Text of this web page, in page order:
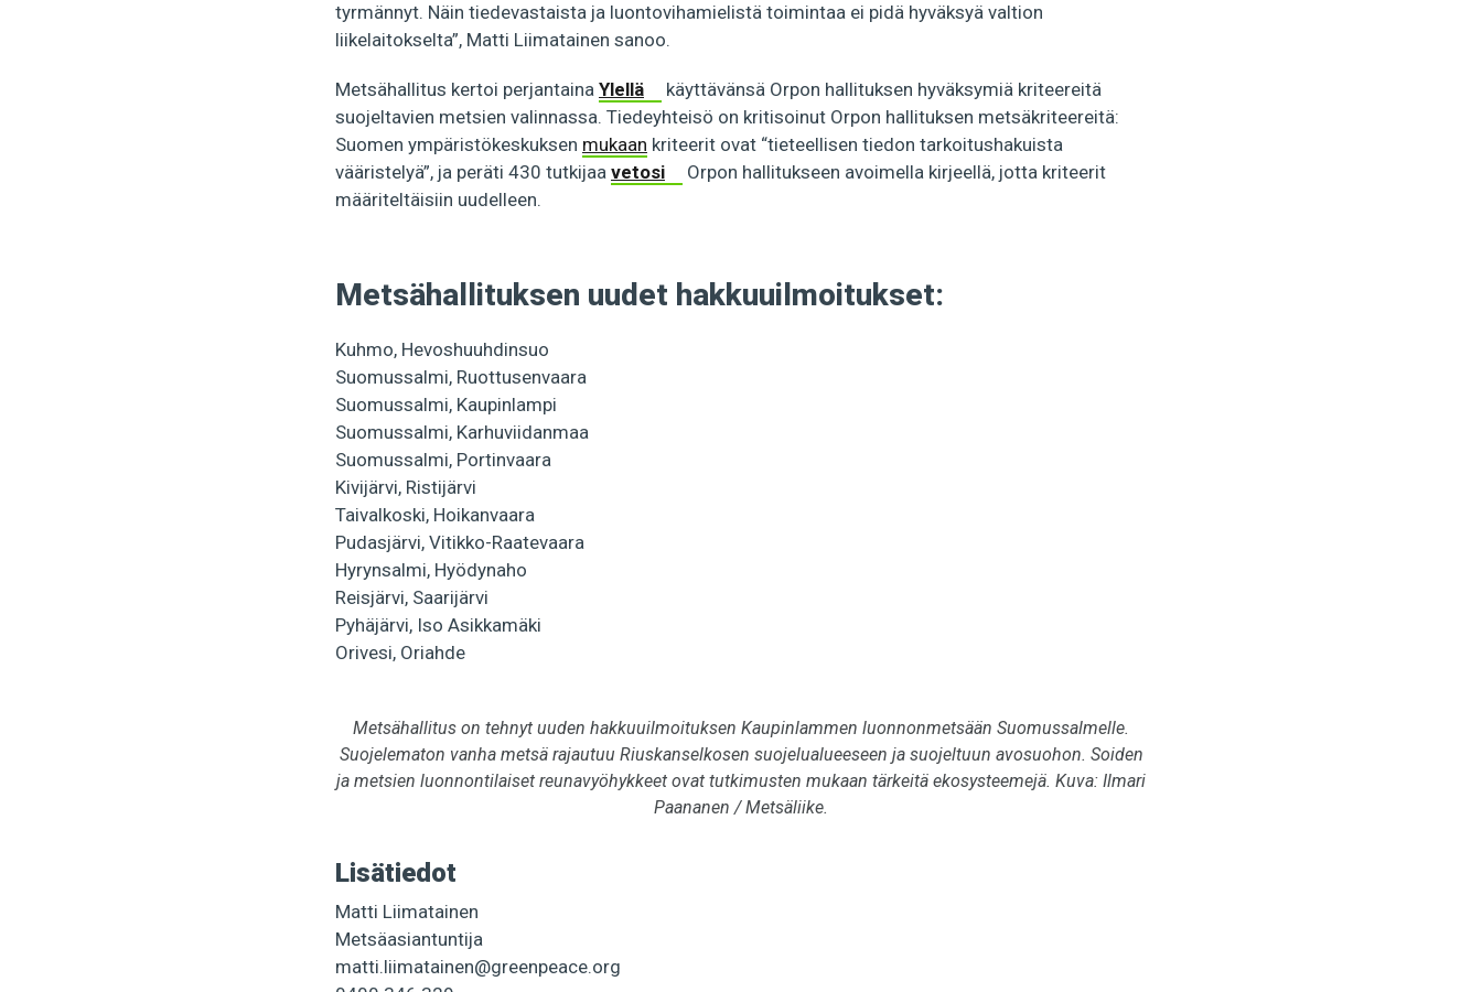
tyrmännyt. Näin tiedevastaista ja luontovihamielistä toimintaa ei pidä hyväksyä valtion
liikelaitokselta”, Matti Liimatainen sanoo.
Metsähallitus kertoi perjantaina Ylellä
käyttävänsä Orpon hallituksen hyväksymiä kriteereitä
suojeltavien metsien valinnassa. Tiedeyhteisö on kritisoinut Orpon hallituksen metsäkriteereitä:
Suomen ympäristökeskuksen mukaan kriteerit ovat “tieteellisen tiedon tarkoitushakuista
vääristelyä”, ja peräti 430 tutkijaa vetosi
Orpon hallitukseen avoimella kirjeellä, jotta kriteerit
määriteltäisiin uudelleen.
Metsähallituksen uudet hakkuuilmoitukset:
Kuhmo, Hevoshuuhdinsuo
Suomussalmi, Ruottusenvaara
Suomussalmi, Kaupinlampi
Suomussalmi, Karhuviidanmaa
Suomussalmi, Portinvaara
Kivijärvi, Ristijärvi
Taivalkoski, Hoikanvaara
Pudasjärvi, Vitikko-Raatevaara
Hyrynsalmi, Hyödynaho
Reisjärvi, Saarijärvi
Pyhäjärvi, Iso Asikkamäki
Orivesi, Oriahde
Metsähallitus on tehnyt uuden hakkuuilmoituksen Kaupinlammen luonnonmetsään Suomussalmelle.
Suojelematon vanha metsä rajautuu Riuskanselkosen suojelualueeseen ja suojeltuun avosuohon. Soiden
ja metsien luonnontilaiset reunavyöhykkeet ovat tutkimusten mukaan tärkeitä ekosysteemejä. Kuva: Ilmari
Paananen / Metsäliike.
Lisätiedot
Matti Liimatainen
Metsäasiantuntija
matti.liimatainen@greenpeace.org